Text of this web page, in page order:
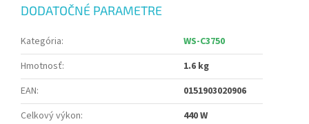
DODATOČNÉ PARAMETRE
Kategória:
WS-C3750
Hmotnosť:
1.6 kg
EAN:
0151903020906
Celkový výkon:
440 W